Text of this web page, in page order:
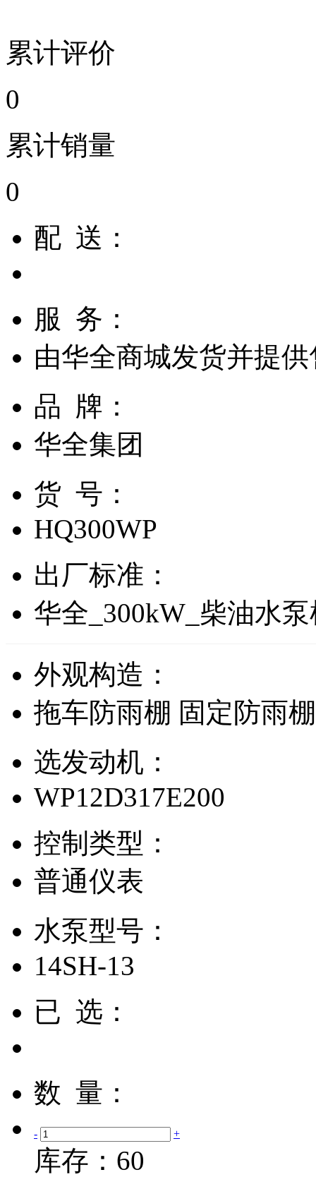
累计评价
0
累计销量
0
配 送：
服 务：
由华全商城发货并提
品 牌：
华全集团
货 号：
HQ300WP
出厂标准：
华全_300kW_柴油水
外观构造：
拖车防雨棚 固定防雨
选发动机：
WP12D317E200
控制类型：
普通仪表
水泵型号：
14SH-13
已 选：
数 量：
- +
库存： 60